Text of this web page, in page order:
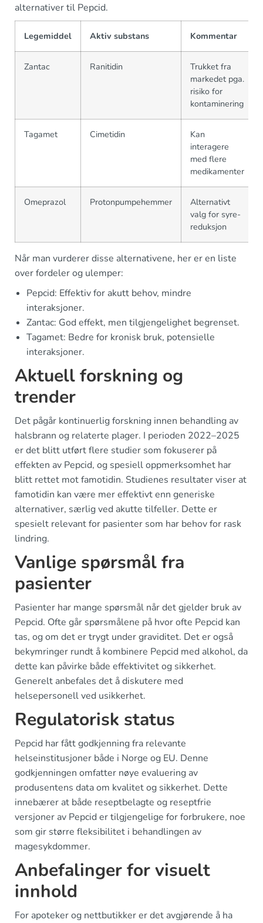
alternativer til Pepcid.
Legemiddel Aktiv substans Kommentar
Zantac Ranitidin
Trukket fra
markedet pga.
risiko for
kontaminering
Tagamet Cimetidin
Kan
interagere
med flere
medikamenter
Omeprazol Protonpumpehemmer
Alternativt
valg for syre-
reduksjon
Når man vurderer disse alternativene, her er en liste
over fordeler og ulemper:
Pepcid: Effektiv for akutt behov, mindre
interaksjoner.
Zantac: God effekt, men tilgjengelighet begrenset.
Tagamet: Bedre for kronisk bruk, potensielle
interaksjoner.
Aktuell forskning og
trender
Det pågår kontinuerlig forskning innen behandling av
halsbrann og relaterte plager. I perioden 2022–2025
er det blitt utført flere studier som fokuserer på
effekten av Pepcid, og spesiell oppmerksomhet har
blitt rettet mot famotidin. Studienes resultater viser at
famotidin kan være mer effektivt enn generiske
alternativer, særlig ved akutte tilfeller. Dette er
spesielt relevant for pasienter som har behov for rask
lindring.
Vanlige spørsmål fra
pasienter
Pasienter har mange spørsmål når det gjelder bruk av
Pepcid. Ofte går spørsmålene på hvor ofte Pepcid kan
tas, og om det er trygt under graviditet. Det er også
bekymringer rundt å kombinere Pepcid med alkohol, da
dette kan påvirke både effektivitet og sikkerhet.
Generelt anbefales det å diskutere med
helsepersonell ved usikkerhet.
Regulatorisk status
Pepcid har fått godkjenning fra relevante
helseinstitusjoner både i Norge og EU. Denne
godkjenningen omfatter nøye evaluering av
produsentens data om kvalitet og sikkerhet. Dette
innebærer at både reseptbelagte og reseptfrie
versjoner av Pepcid er tilgjengelige for forbrukere, noe
som gir større fleksibilitet i behandlingen av
magesykdommer.
Anbefalinger for visuelt
innhold
For apoteker og nettbutikker er det avgjørende å ha